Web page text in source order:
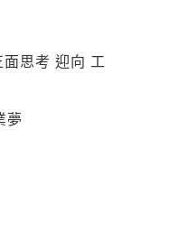
思考 迎向 工
夢